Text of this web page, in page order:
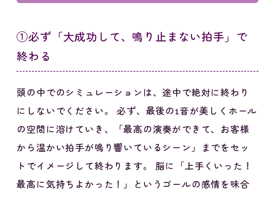
①必ず「大成功して、鳴り止まない拍手」で
終わる
頭の中でのシミュレーションは、途中で絶対に終わり
にしないでください。 必ず、最後の1音が美しくホール
の空間に溶けていき、「最高の演奏ができて、お客様
から温かい拍手が鳴り響いているシーン」までをセッ
トでイメージして終わります。 脳に「上手くいった！
最高に気持ちよかった！」というゴールの感情を味合